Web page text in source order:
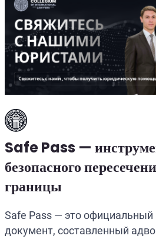
Safe Pass —
безопасного
границы
Safe Pass — это
документ, составленный